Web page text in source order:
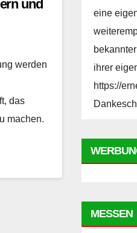
und
werden
das
machen.
eine
ihrer
https://
MESSEN